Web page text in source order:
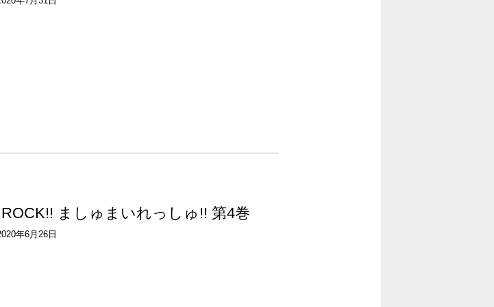
ましゅまいれっしゅ!! 第4巻
年6月26日